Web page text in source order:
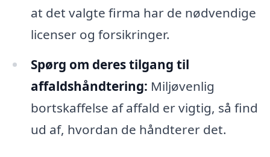
at det valgte firma har de nødvendige
licenser og forsikringer.
Spørg om deres tilgang til
affaldshåndtering: Miljøvenlig
bortskaffelse af affald er vigtig, så find
ud af, hvordan de håndterer det.